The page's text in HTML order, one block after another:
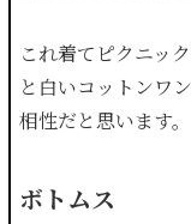
これ着てピクニッ
と白いコットンワ
相性だと思います。
ボトムス